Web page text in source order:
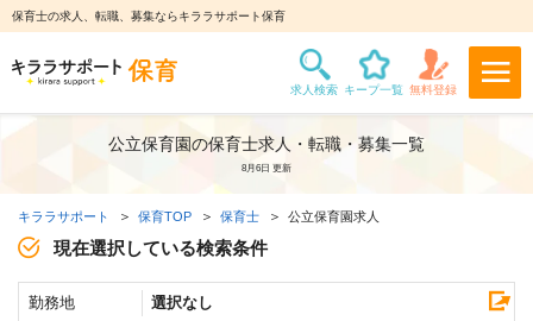
保育士の求人、転職、募集ならキララサポート保育
公立保育園の保育士求人・転職・募集一覧
8月6日 更新
キララサポート 保育TOP 保育士 公立保育園求人
現在選択している検索条件
勤務地 選択なし